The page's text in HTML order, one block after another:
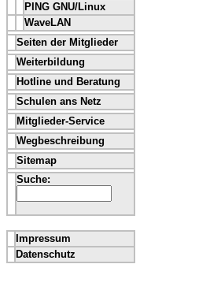
PING GNU/Linux
WaveLAN
Seiten der Mitglieder
Weiterbildung
Hotline und Beratung
Schulen ans Netz
Mitglieder-Service
Wegbeschreibung
Sitemap
Suche:
Impressum
Datenschutz